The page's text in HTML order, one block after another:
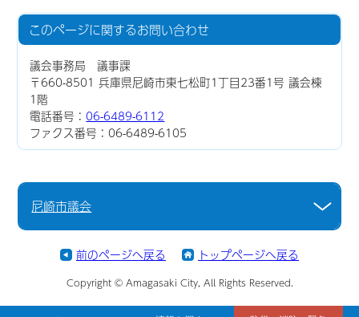
このページに関するお問い合わせ
議会事務局 議事課
〒660-8501 兵庫県尼崎市東七松町1丁目23番1号 議会棟
1階
電話番号：06-6489-6112
ファクス番号：06-6489-6105
尼崎市議会
前のページへ戻る トップページへ戻る
Copyright © Amagasaki City, All Rights Reserved.